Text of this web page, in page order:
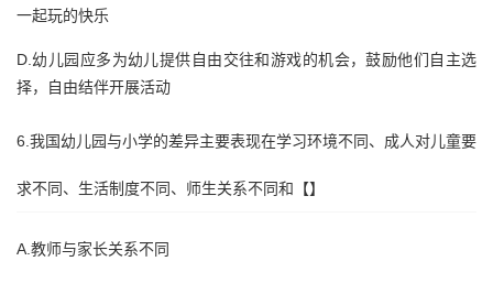
一起玩的快乐
D.幼儿园应多为幼儿提供自由交往和游戏的机会，鼓励他们自主选
择，自由结伴开展活动
6.我国幼儿园与小学的差异主要表现在学习环境不同、成人对儿童要
求不同、生活制度不同、师生关系不同和【】
A.教师与家长关系不同